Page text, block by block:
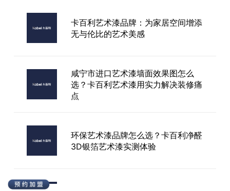
卡百利艺术漆品牌：为家居空间增添
无与伦比的艺术美感
咸宁市进口艺术漆墙面效果图怎么
选？卡百利艺术漆用实力解决装修痛
点
环保艺术漆品牌怎么选？卡百利净醛
3D银箔艺术漆实测体验